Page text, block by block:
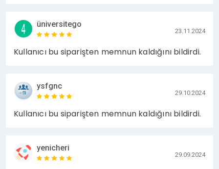
üniversitego
23.11.2024
Kullanıcı bu siparişten memnun kaldığını bildirdi.
ysfgnc
29.10.2024
Kullanıcı bu siparişten memnun kaldığını bildirdi.
yenicheri
29.09.2024